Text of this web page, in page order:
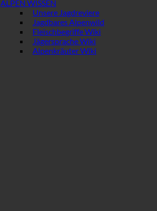
ALPEN WISSEN
Unsere Jagdreviere
Jagdbares Alpenwild
Fleischbegriffe Wiki
Jägersprache Wiki
Alpenkräuter Wiki